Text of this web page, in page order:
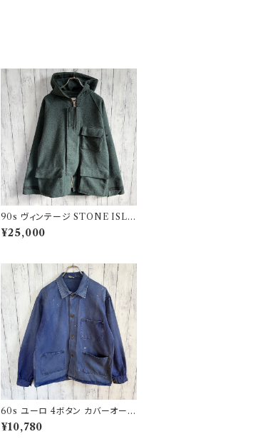
90s ヴィンテージ STONE ISLA
ND ウールジャケット ストーンア
イランド グリーンエッジ
¥25,000
60s ユーロ 4ボタン カバーオール
ワークジャケット 月桂樹ボタン ヴ
ィンテージ
¥10,780